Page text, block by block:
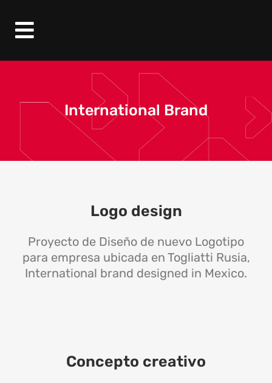
International Brand
Logo design
Proyecto de Diseño de nuevo Logotipo
para empresa ubicada en Togliatti Rusia,
International brand designed in Mexico.
Concepto creativo